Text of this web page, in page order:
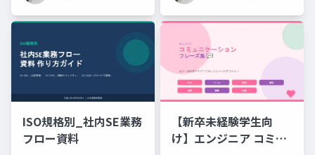
ISO規格別_社内SE業務
フロー資料
【新卒未経験学生向
け】エンジニア コミュ